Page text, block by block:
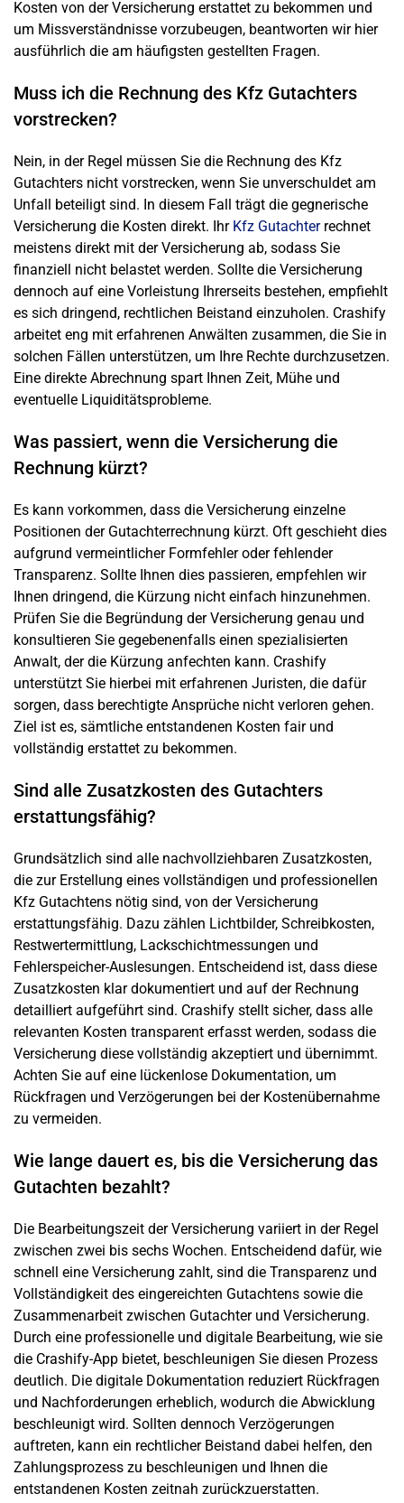
Kosten von der Versicherung erstattet zu bekommen und
um Missverständnisse vorzubeugen, beantworten wir hier
ausführlich die am häufigsten gestellten Fragen.
Muss ich die Rechnung des Kfz Gutachters
vorstrecken?
Nein, in der Regel müssen Sie die Rechnung des Kfz
Gutachters nicht vorstrecken, wenn Sie unverschuldet am
Unfall beteiligt sind. In diesem Fall trägt die gegnerische
Versicherung die Kosten direkt. Ihr Kfz Gutachterrechnet
meistens direkt mit der Versicherung ab, sodass Sie
finanziell nicht belastet werden. Sollte die Versicherung
dennoch auf eine Vorleistung Ihrerseits bestehen, empfiehlt
es sich dringend, rechtlichen Beistand einzuholen. Crashify
arbeitet eng mit erfahrenen Anwälten zusammen, die Sie in
solchen Fällen unterstützen, um Ihre Rechte durchzusetzen.
Eine direkte Abrechnung spart Ihnen Zeit, Mühe und
eventuelle Liquiditätsprobleme.
Was passiert, wenn die Versicherung die
Rechnung kürzt?
Es kann vorkommen, dass die Versicherung einzelne
Positionen der Gutachterrechnung kürzt. Oft geschieht dies
aufgrund vermeintlicher Formfehler oder fehlender
Transparenz. Sollte Ihnen dies passieren, empfehlen wir
Ihnen dringend, die Kürzung nicht einfach hinzunehmen.
Prüfen Sie die Begründung der Versicherung genau und
konsultieren Sie gegebenenfalls einen spezialisierten
Anwalt, der die Kürzung anfechten kann. Crashify
unterstützt Sie hierbei mit erfahrenen Juristen, die dafür
sorgen, dass berechtigte Ansprüche nicht verloren gehen.
Ziel ist es, sämtliche entstandenen Kosten fair und
vollständig erstattet zu bekommen.
Sind alle Zusatzkosten des Gutachters
erstattungsfähig?
Grundsätzlich sind alle nachvollziehbaren Zusatzkosten,
die zur Erstellung eines vollständigen und professionellen
Kfz Gutachtens nötig sind, von der Versicherung
erstattungsfähig. Dazu zählen Lichtbilder, Schreibkosten,
Restwertermittlung, Lackschichtmessungen und
Fehlerspeicher-Auslesungen. Entscheidend ist, dass diese
Zusatzkosten klar dokumentiert und auf der Rechnung
detailliert aufgeführt sind. Crashify stellt sicher, dass alle
relevanten Kosten transparent erfasst werden, sodass die
Versicherung diese vollständig akzeptiert und übernimmt.
Achten Sie auf eine lückenlose Dokumentation, um
Rückfragen und Verzögerungen bei der Kostenübernahme
zu vermeiden.
Wie lange dauert es, bis die Versicherung das
Gutachten bezahlt?
Die Bearbeitungszeit der Versicherung variiert in der Regel
zwischen zwei bis sechs Wochen. Entscheidend dafür, wie
schnell eine Versicherung zahlt, sind die Transparenz und
Vollständigkeit des eingereichten Gutachtens sowie die
Zusammenarbeit zwischen Gutachter und Versicherung.
Durch eine professionelle und digitale Bearbeitung, wie sie
die Crashify-App bietet, beschleunigen Sie diesen Prozess
deutlich. Die digitale Dokumentation reduziert Rückfragen
und Nachforderungen erheblich, wodurch die Abwicklung
beschleunigt wird. Sollten dennoch Verzögerungen
auftreten, kann ein rechtlicher Beistand dabei helfen, den
Zahlungsprozess zu beschleunigen und Ihnen die
entstandenen Kosten zeitnah zurückzuerstatten.